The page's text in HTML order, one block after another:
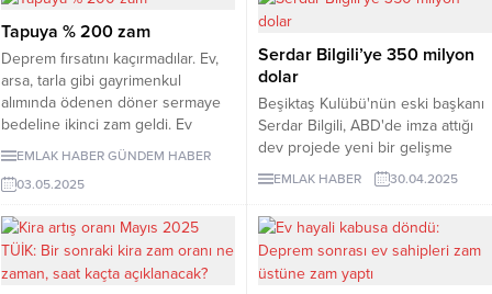
göre, İstanbul, Ankara ve İzmir
taşınma hareketliliğinin merkezi
olmaya devam ederken, kıyı
şehirlerine yönelik ilgide artış
gözlendi. Deprem bölgelerinde
ise göç trendi tersine dönerken,
adresi daha çok sahil kentleri
oldu.
koyduğu "Yarısı Bizden"
güncellenmiş destek tutarlarının
ardından en çok merak edilen
soruları 16 başlıkta yanıtladı.
Tapuya % 200 zam
Deprem fırsatını kaçırmadılar. Ev,
arsa, tarla gibi gayrimenkul
alımında ödenen döner sermaye
bedeline ikinci zam geldi. Ev
alanların ödediği 2 bin 466 liralık
bin 324 liraya çıktı.
EMLAK HABER GÜNDEM HABER
03.05.2025
Serdar Bilgili’ye 350 milyon
dolar
Beşiktaş Kulübü'nün eski başkanı
Serdar Bilgili, ABD'de imza attığı
dev projede yeni bir gelişme
yaşandı. Dünya Gazetesi'nden
Kerim Ülker'in yazısında yer alan
bilgilere göre, Serdar Bilgili'nin
Yönetim Kurulu Başkanı olduğu
Bilgili Holding, Amerika ...
EMLAK HABER 30.04.2025